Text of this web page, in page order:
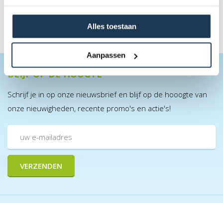
Alles toestaan
Aanpassen
BLIJF OP DE HOOGTE
Schrijf je in op onze nieuwsbrief en blijf op de hooogte van
onze nieuwigheden, recente promo's en actie's!